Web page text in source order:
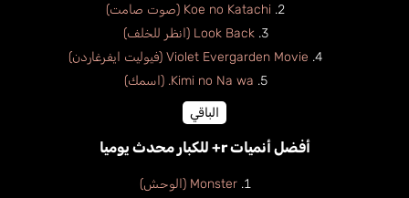
Koe no Katachi (صوت صامت)
Look Back (انظر للخلف)
Violet Evergarden Movie (فيوليت ايفرغاردن)
Kimi no Na wa. (اسمك)
الباقي
أفضل أنميات r+ للكبار محدث يوميا
Monster (الوحش)